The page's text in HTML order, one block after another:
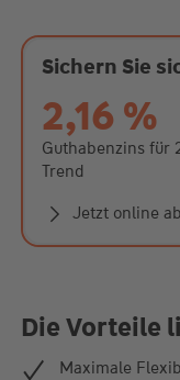
Sichern Sie
2,16 %
Guthabenzins für
Trend
Jetzt online
Die Vorteile
Maximale